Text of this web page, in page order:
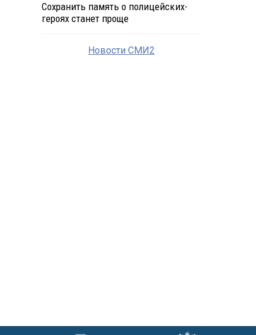
Сохранить память о полицейских-
героях станет проще
Новости СМИ2